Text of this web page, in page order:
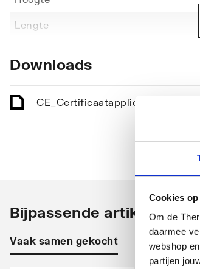
Cookies
Om de
daarmee
webshop
partijen
Lengte
Vorm collector
Warmteafgifte EN 442 20°C - 75/65
Waterinhoud
Downloads
CE_Certificaatapplication/pdf
Bijpassende artikelen
Vaak samen gekocht